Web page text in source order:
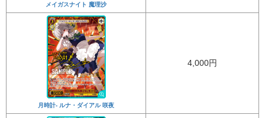
メイガスナイト 魔理沙
月時計- ルナ・ダイアル 咲夜
4,000円